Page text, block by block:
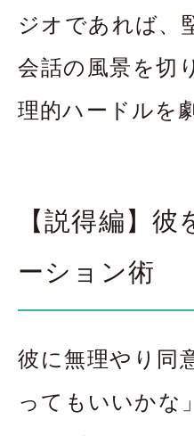
ジオであれば、
会話の風景を切
理的ハードルを
【説得編】
ーション術
彼に無理やり同
ってもいいかな